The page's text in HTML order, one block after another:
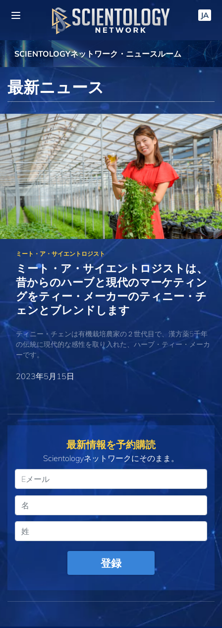
JA
SCIENTOLOGYネットワーク・ニュースルーム
最新ニュース
ミート・ア・サイエントロジストは、
昔からのハーブと現代のマーケティン
グをティー・メーカーのティニー・チ
ェンとブレンドします
ティニー・チェンは有機栽培農家の２世代目で、漢方薬5千年
の伝統に現代的な感性を取り入れた、ハーブ・ティー・メーカ
ーです。
2023年5月15日
最新情報を予約購読
Scientologyネットワークにそのまま。
登録